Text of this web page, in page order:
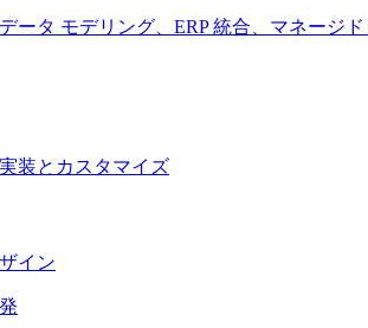
ータ モデリング、ERP 統合、マネージド
装とカスタマイズ
イン